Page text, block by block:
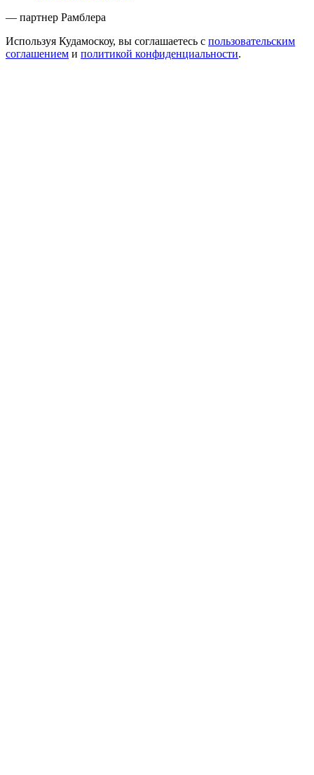
— партнер Рамблера
Используя Кудамоскоу, вы соглашаетесь с пользовательским
соглашением и политикой конфиденциальности.